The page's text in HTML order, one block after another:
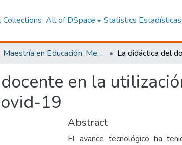
Collections All of DSpace Statistics
Maestría en Educación, Mención Innovación y Liderazgo Educativo
en la
19
Abstract
El avance tecnológico ha